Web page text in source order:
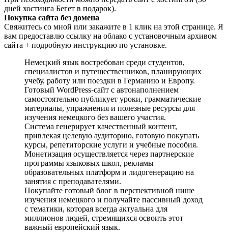
дней хостинга Бегет в подарок).
Покупка сайта без домена
Свяжитесь со мной или закажите в 1 клик на этой странице. Я
вам предоставлю ссылку на облако с установочным архивом
сайта + подробную инструкцию по установке.
Немецкий язык востребован среди студентов,
специалистов и путешественников, планирующих
учебу, работу или поездки в Германию и Европу.
Готовый WordPress-сайт с автонаполнением
самостоятельно публикует уроки, грамматические
материалы, упражнения и полезные ресурсы для
изучения немецкого без вашего участия.
Система генерирует качественный контент,
привлекая целевую аудиторию, готовую покупать
курсы, репетиторские услуги и учебные пособия.
Монетизация осуществляется через партнерские
программы языковых школ, рекламы
образовательных платформ и лидогенерацию на
занятия с преподавателями.
Покупайте готовый блог в перспективной нише
изучения немецкого и получайте пассивный доход
с тематики, которая всегда актуальна для
миллионов людей, стремящихся освоить этот
важный европейский язык.